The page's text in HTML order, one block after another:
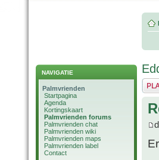
NAVIGATIE
Palmvrienden
Startpagina
Agenda
Kortingskaart
Palmvrienden forums
Palmvrienden chat
Palmvrienden wiki
Palmvrienden maps
Palmvrienden label
Contact